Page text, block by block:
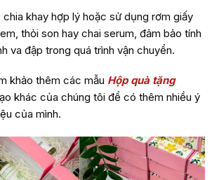
khay hợp lý hoặc sử dụng rơm giấy
thỏi son hay chai serum, đảm bảo tính
va đập trong quá trình vận chuyển.
khảo thêm các mẫu Hộp quà tặng
khác của chúng tôi để có thêm nhiều ý
của mình.